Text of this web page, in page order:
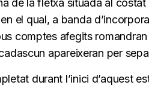
de la fletxa situada al
el qual, a banda
comptes afegits
apareixeran per
durant l’inici d’aquest